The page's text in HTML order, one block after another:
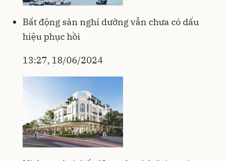
Bất động sản nghỉ dưỡng vẫn chưa có dấu
hiệu phục hồi
13:27, 18/06/2024